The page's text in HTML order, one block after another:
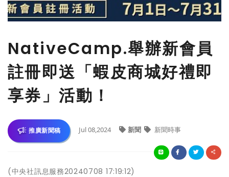
NativeCamp.舉辦新會員
註冊即送「蝦皮商城好禮即
享券」活動！
推廣新聞稿 Jul 08,2024 新聞 新聞時事
(中央社訊息服務20240708 17:19:12)